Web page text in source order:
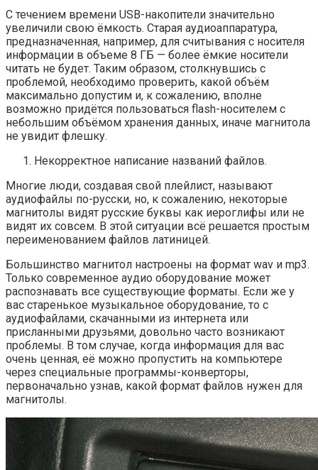
С течением времени USB-накопители значительно
увеличили свою ёмкость. Старая аудиоаппаратура,
предназначенная, например, для считывания с носителя
информации в объеме 8 ГБ — более ёмкие носители
читать не будет. Таким образом, столкнувшись с
проблемой, необходимо проверить, какой объём
максимально допустим и, к сожалению, вполне
возможно придётся пользоваться flash-носителем с
небольшим объёмом хранения данных, иначе магнитола
не увидит флешку.
Некорректное написание названий файлов.
Многие люди, создавая свой плейлист, называют
аудиофайлы по-русски, но, к сожалению, некоторые
магнитолы видят русские буквы как иероглифы или не
видят их совсем. В этой ситуации всё решается простым
переименованием файлов латиницей.
Большинство магнитол настроены на формат wav и mp3.
Только современное аудио оборудование может
распознавать все существующие форматы. Если же у
вас старенькое музыкальное оборудование, то с
аудиофайлами, скачанными из интернета или
присланными друзьями, довольно часто возникают
проблемы. В том случае, когда информация для вас
очень ценная, её можно пропустить на компьютере
через специальные программы-конверторы,
первоначально узнав, какой формат файлов нужен для
магнитолы.